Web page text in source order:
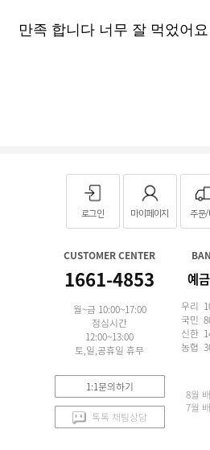
만족 합니다 너무 잘 먹었어요
로그인 마이페이지 주문/
CUSTOMER CENTER
1661-4853
월~금 10:00~17:00
점심시간
12:00~13:00
토,일,공휴일 휴무
1:1문의하기
톡톡 채팅상담
예
우리
국민
신한
농협